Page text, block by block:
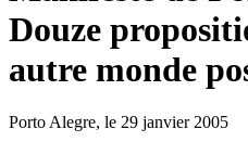
Douze
autre monde
Porto Alegre, le 29 janvier 2005